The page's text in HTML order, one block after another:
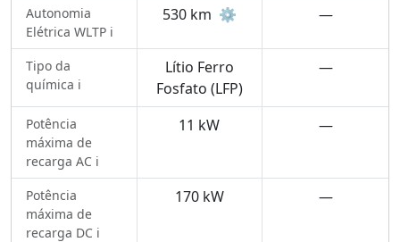
Autonomia
Elétrica WLTP ℹ️
530 km ⚙️ —
Tipo da
química ℹ️
Lítio Ferro
Fosfato (LFP)
—
Potência
máxima de
recarga AC ℹ️
11 kW —
Potência
máxima de
recarga DC ℹ️
170 kW —